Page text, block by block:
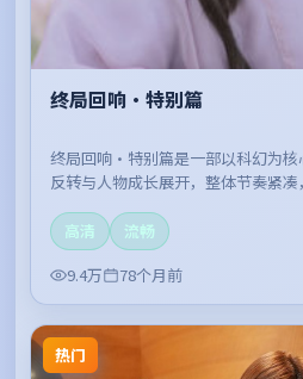
终局回响·特别篇
终局回响·特别篇是一部以科幻为核
反转与人物成长展开，整体节奏紧凑
高清
流畅
9.4万
78个月前
热门